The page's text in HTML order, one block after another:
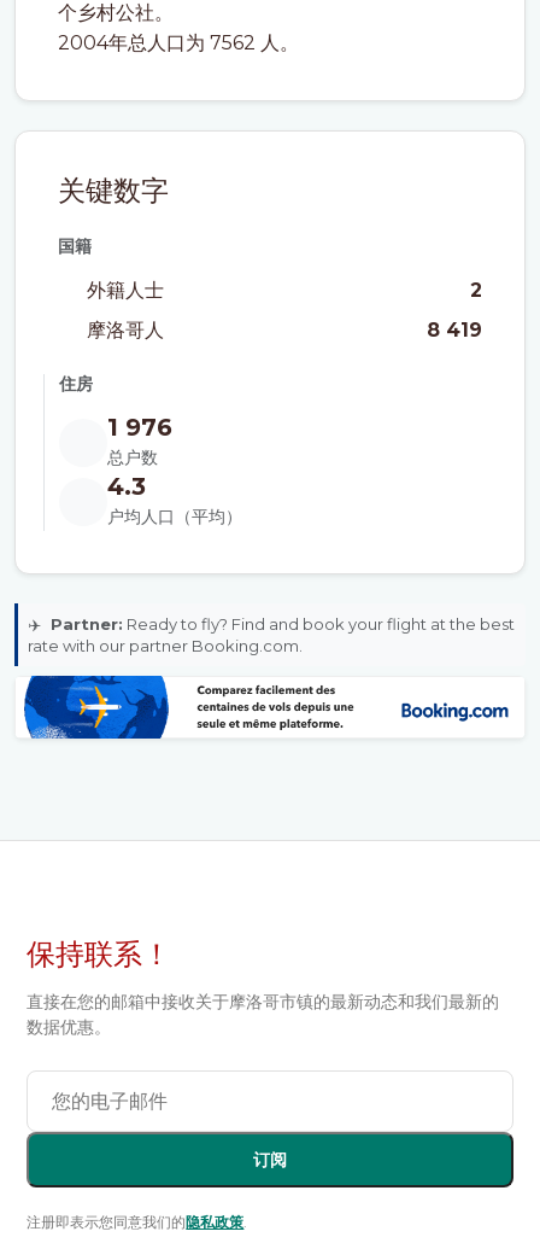
个乡村公社。
2004年总人口为 7562 人。
关键数字
国籍
外籍人士
2
摩洛哥人
8 419
住房
1 976
总户数
4.3
户均人口（平均）
✈️ Partner: Ready to fly? Find and book your flight at the best
rate with our partner Booking.com.
保持联系！
直接在您的邮箱中接收关于摩洛哥市镇的最新动态和我们最新的
数据优惠。
订阅
注册即表示您同意我们的隐私政策.